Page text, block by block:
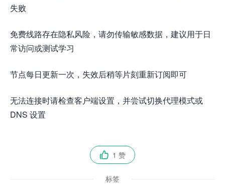
失败
免费线路存在隐私风险，请勿传输敏感数据，建议用于日
常访问或测试学习
节点每日更新一次，失效后稍等片刻重新订阅即可
无法连接时请检查客户端设置，并尝试切换代理模式或
DNS 设置
 1 赞
标签